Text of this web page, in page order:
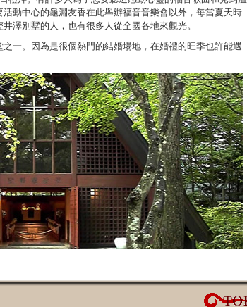
動中心的龜淵友香在此舉辦福音音樂會以外，每當夏天時
澤別墅的人，也有很多人從全國各地來觀光。
一。因為是很個熱門的結婚場地，在婚禮的旺季也許能遇